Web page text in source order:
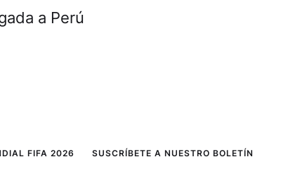
a Perú
FIFA 2026 SUSCRÍBETE A NUESTRO BOLETÍN